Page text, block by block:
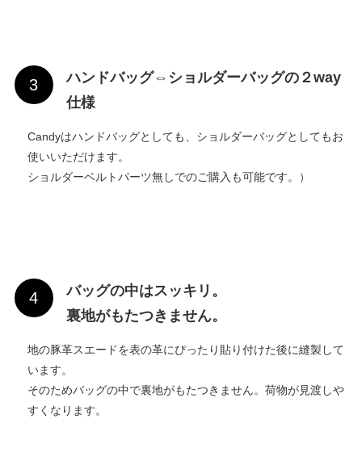
ハンドバッグ⇔ショルダーバッグの２way
仕様
Candyはハンドバッグとしても、ショルダーバッグとしてもお
使いいただけます。
ショルダーベルトパーツ無しでのご購入も可能です。）
バッグの中はスッキリ。
裏地がもたつきません。
地の豚革スエードを表の革にぴったり貼り付けた後に縫製して
います。
そのためバッグの中で裏地がもたつきません。荷物が見渡しや
すくなります。